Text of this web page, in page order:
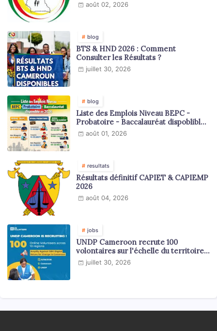
août 02, 2026
blog
BTS & HND 2026 : Comment
Consulter les Résultats ?
juillet 30, 2026
blog
Liste des Emplois Niveau BEPC -
Probatoire - Baccalauréat dispoblible
en 2026
août 01, 2026
resultats
Résultats définitif CAPIET & CAPIEMP
2026
août 04, 2026
jobs
UNDP Cameroon recrute 100
volontaires sur l'échelle du territoire
national
juillet 30, 2026